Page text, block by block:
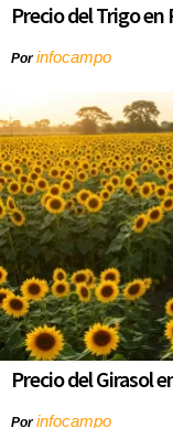
Precio del Trigo en
Porinfocampo
Precio del Girasol
Porinfocampo